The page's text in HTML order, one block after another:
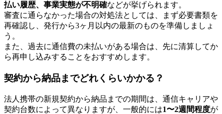
払い履歴、事業実態が不明確などが挙げられます。
審査に通らなかった場合の対処法としては、まず必要書類を
再確認し、発行から3ヶ月以内の最新のものを準備しましょ
う。
また、過去に通信費の未払いがある場合は、先に清算してか
ら再申し込みすることをおすすめします。
契約から納品までどれくらいかかる？
法人携帯の新規契約から納品までの期間は、通信キャリアや
契約台数によって異なりますが、一般的には1〜2週間程度が